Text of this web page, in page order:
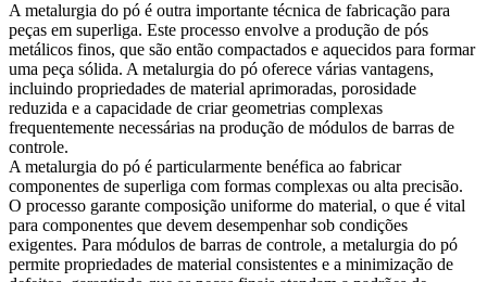
A metalurgia do pó é outra importante técnica de fabricação para
peças em superliga. Este processo envolve a produção de pós
metálicos finos, que são então compactados e aquecidos para formar
uma peça sólida. A metalurgia do pó oferece várias vantagens,
incluindo propriedades de material aprimoradas, porosidade
reduzida e a capacidade de criar geometrias complexas
frequentemente necessárias na produção de módulos de barras de
controle.
A metalurgia do pó é particularmente benéfica ao fabricar
componentes de superliga com formas complexas ou alta precisão.
O processo garante composição uniforme do material, o que é vital
para componentes que devem desempenhar sob condições
exigentes. Para módulos de barras de controle, a metalurgia do pó
permite propriedades de material consistentes e a minimização de